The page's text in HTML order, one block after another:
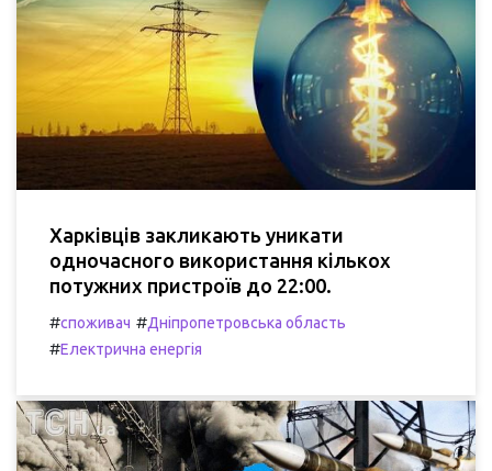
Харківців закликають уникати
одночасного використання кількох
потужних пристроїв до 22:00.
#споживач #Дніпропетровська область
#Електрична енергія